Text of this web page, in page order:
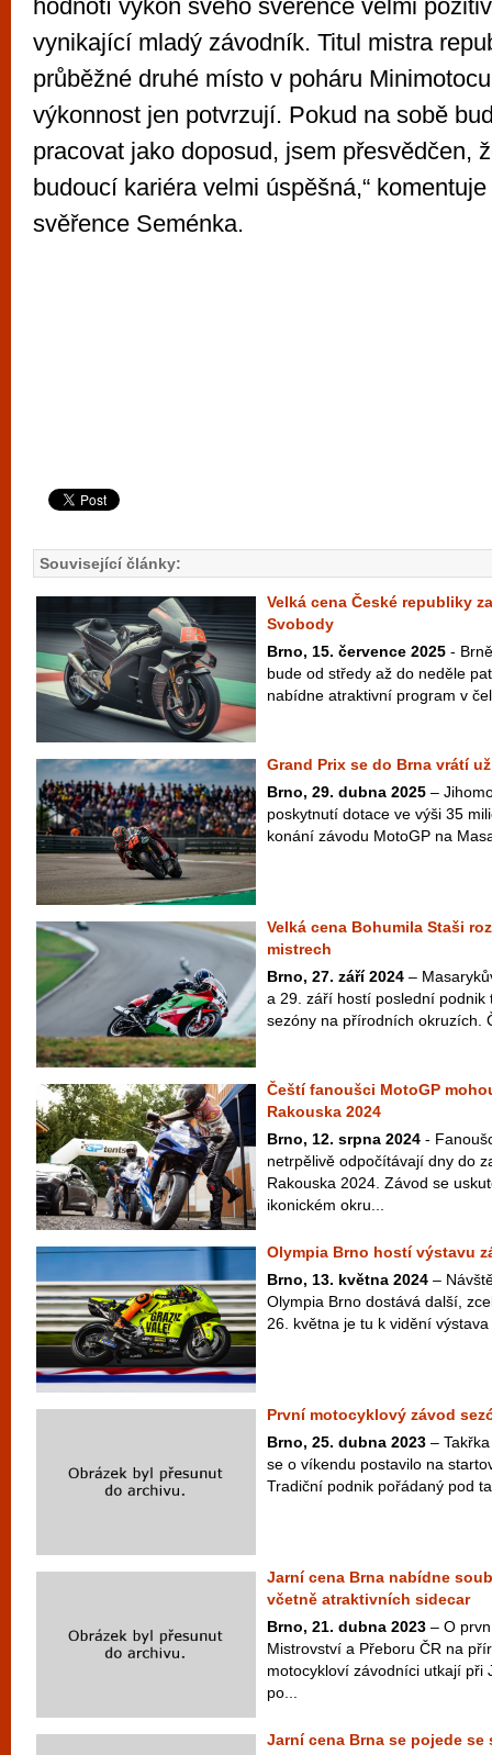
hodnotí výkon svého svěřence velmi
vynikající mladý závodník. Titul mistra
průběžné druhé místo v poháru
výkonnost jen potvrzují. Pokud na sobě
pracovat jako doposud, jsem přesvědčen,
budoucí kariéra velmi úspěšná,“
svěřence Seménka.
Související články:
Velká cena České republiky
Svobody
Brno, 15. července 2025 -
bude od středy až do neděle
nabídne atraktivní program v
Grand Prix se do Brna vrátí
Brno, 29. dubna 2025 –
poskytnutí dotace ve výši 35
konání závodu MotoGP na
Velká cena Bohumila Staši
mistrech
Brno, 27. září 2024 –
a 29. září hostí poslední podnik
sezóny na přírodních okruzích.
Čeští fanoušci MotoGP
Rakouska 2024
Brno, 12. srpna 2024 -
netrpělivě odpočítávají dny do
Rakouska 2024. Závod se
ikonickém okru...
Olympia Brno hostí výstavu
Brno, 13. května 2024 –
Olympia Brno dostává další,
26. května je tu k vidění
První motocyklový závod
Brno, 25. dubna 2023 –
se o víkendu postavilo na
Tradiční podnik pořádaný pod
Jarní cena Brna nabídne
včetně atraktivních sidecar
Brno, 21. dubna 2023 – O
Mistrovství a Přeboru ČR na
motocykloví závodníci utkají při
po...
Jarní cena Brna se pojede